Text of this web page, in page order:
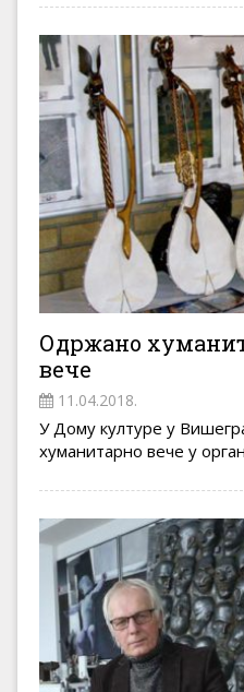
Одржано
вече
11.04.2018.
У Дому културе у
хуманитарно вече у